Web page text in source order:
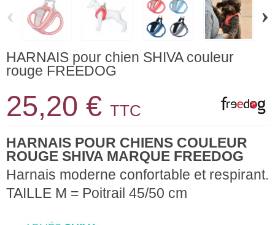
‹ ›
HARNAIS pour chien SHIVA couleur
rouge FREEDOG
25,20 € TTC
HARNAIS POUR CHIENS COULEUR
ROUGE SHIVA MARQUE FREEDOG
Harnais moderne confortable et respirant.
TAILLE M = Poitrail 45/50 cm